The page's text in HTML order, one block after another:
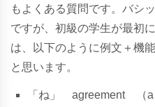
もよくある質問です。バシ
ですが、初級の学生が最初
は、以下のように例文＋機
と思います。
「 ね」 agreement （a